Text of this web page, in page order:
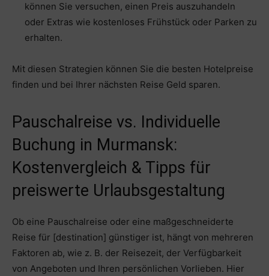
können Sie versuchen, einen Preis auszuhandeln
oder Extras wie kostenloses Frühstück oder Parken zu
erhalten.
Mit diesen Strategien können Sie die besten Hotelpreise
finden und bei Ihrer nächsten Reise Geld sparen.
Pauschalreise vs. Individuelle
Buchung in Murmansk:
Kostenvergleich & Tipps für
preiswerte Urlaubsgestaltung
Ob eine Pauschalreise oder eine maßgeschneiderte
Reise für [destination] günstiger ist, hängt von mehreren
Faktoren ab, wie z. B. der Reisezeit, der Verfügbarkeit
von Angeboten und Ihren persönlichen Vorlieben. Hier